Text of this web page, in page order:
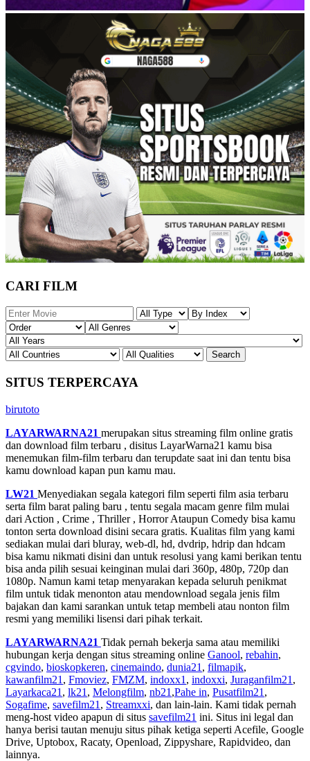
CARI FILM
SITUS TERPERCAYA
birutoto
LAYARWARNA21 merupakan situs streaming film online gratis
dan download film terbaru , disitus LayarWarna21 kamu bisa
menemukan film-film terbaru dan terupdate saat ini dan tentu bisa
kamu download kapan pun kamu mau.
LW21 Menyediakan segala kategori film seperti film asia terbaru
serta film barat paling baru , tentu segala macam genre film mulai
dari Action , Crime , Thriller , Horror Ataupun Comedy bisa kamu
tonton serta download disini secara gratis. Kualitas film yang kami
sediakan mulai dari bluray, web-dl, hd, dvdrip, hdrip dan hdcam
bisa kamu nikmati disini dan untuk resolusi yang kami berikan tentu
bisa anda pilih sesuai keinginan mulai dari 360p, 480p, 720p dan
1080p. Namun kami tetap menyarakan kepada seluruh penikmat
film untuk tidak menonton atau mendownload segala jenis film
bajakan dan kami sarankan untuk tetap membeli atau nonton film
resmi yang memiliki lisensi dari pihak terkait.
LAYARWARNA21 Tidak pernah bekerja sama atau memiliki
hubungan kerja dengan situs streaming online Ganool, rebahin,
cgvindo, bioskopkeren, cinemaindo, dunia21 , filmapik,
kawanfilm21 , Fmoviez, FMZM, indoxx1 , indoxxi, Juraganfilm21 ,
Layarkaca21 , lk21 , Melongfilm, nb21 ,Pahe in, Pusatfilm21 ,
Sogafime, savefilm21 , Streamxxi, dan lain-lain. Kami tidak pernah
meng-host video apapun di situs savefilm21 ini. Situs ini legal dan
hanya berisi tautan menuju situs pihak ketiga seperti Acefile, Google
Drive, Uptobox, Racaty, Openload, Zippyshare, Rapidvideo, dan
lainnya.